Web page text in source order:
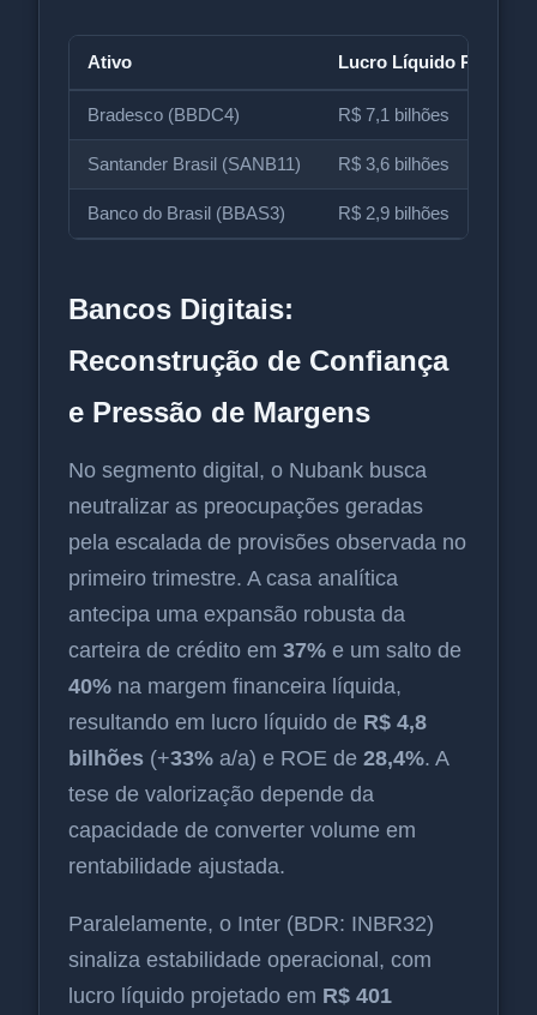
Ativo Lucro Líquido
Bradesco (BBDC4) R$ 7,1 bilhões
Santander Brasil (SANB11) R$ 3,6 bilhões
Banco do Brasil (BBAS3) R$ 2,9 bilhões
Bancos Digitais:
Reconstrução de Confiança
e Pressão de Margens
No segmento digital, o Nubank busca
neutralizar as preocupações geradas
pela escalada de provisões observada no
primeiro trimestre. A casa analítica
antecipa uma expansão robusta da
carteira de crédito em 37% e um salto de
40% na margem financeira líquida,
resultando em lucro líquido de R$ 4,8
bilhões (+33% a/a) e ROE de 28,4%. A
tese de valorização depende da
capacidade de converter volume em
rentabilidade ajustada.
Paralelamente, o Inter (BDR: INBR32)
sinaliza estabilidade operacional, com
lucro líquido projetado em R$ 401